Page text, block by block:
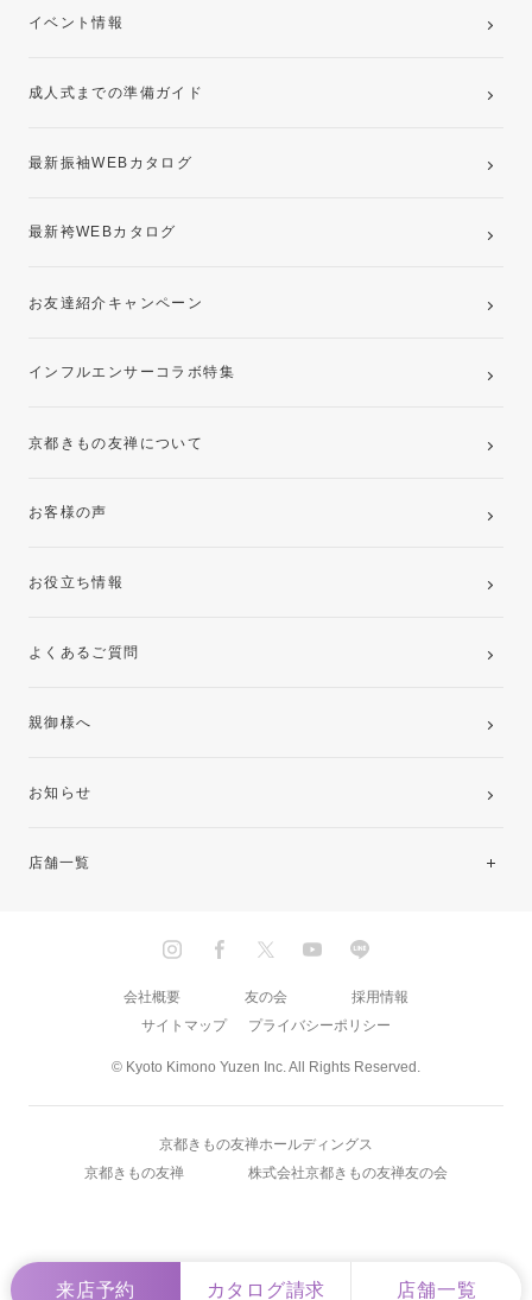
来店予約 カタログ請求 店舗一覧
卒業袴レンタルプラン
イベント情報
成人式までの準備ガイド
最新振袖WEBカタログ
最新袴WEBカタログ
お友達紹介キャンペーン
インフルエンサーコラボ特集
京都きもの友禅について
お客様の声
お役立ち情報
よくあるご質問
親御様へ
お知らせ
店舗一覧
© Kyoto Kimono Yuzen Inc. All Rights Reserved.
会社概要 友の会
採用情報
サイトマップ
プライバシーポリシー
京都きもの友禅ホールディングス
京都きもの友禅
株式会社京都きもの友禅友の会